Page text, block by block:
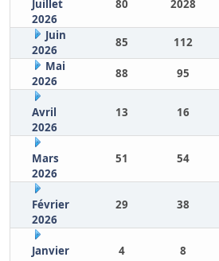
Juillet
2026
80 2028
Juin
2026
85 112
Mai
2026
88 95
Avril
2026
13 16
Mars
2026
51 54
Février
2026
29 38
Janvier
4 8